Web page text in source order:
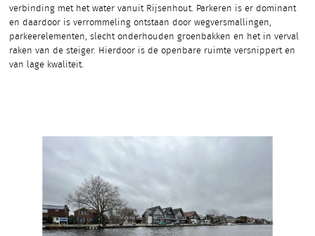
verbinding met het water vanuit Rijsenhout. Parkeren is er dominant
en daardoor is verrommeling ontstaan door wegversmallingen,
parkeerelementen, slecht onderhouden groenbakken en het in verval
raken van de steiger. Hierdoor is de openbare ruimte versnippert en
van lage kwaliteit.